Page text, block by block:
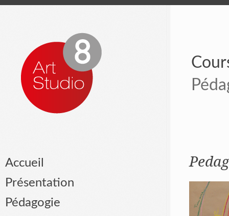
Accueil
Présentation
Pédagogie